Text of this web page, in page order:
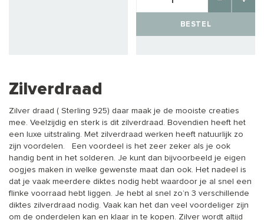
BESTEL
Zilverdraad
Zilver draad ( Sterling 925) daar maak je de mooiste creaties
mee. Veelzijdig en sterk is dit zilverdraad. Bovendien heeft het
een luxe uitstraling. Met zilverdraad werken heeft natuurlijk zo
zijn voordelen. Een voordeel is het zeer zeker als je ook
handig bent in het solderen. Je kunt dan bijvoorbeeld je eigen
oogjes maken in welke gewenste maat dan ook. Het nadeel is
dat je vaak meerdere diktes nodig hebt waardoor je al snel een
flinke voorraad hebt liggen. Je hebt al snel zo’n 3 verschillende
diktes zilverdraad nodig. Vaak kan het dan veel voordeliger zijn
om de onderdelen kan en klaar in te kopen. Zilver wordt altijd